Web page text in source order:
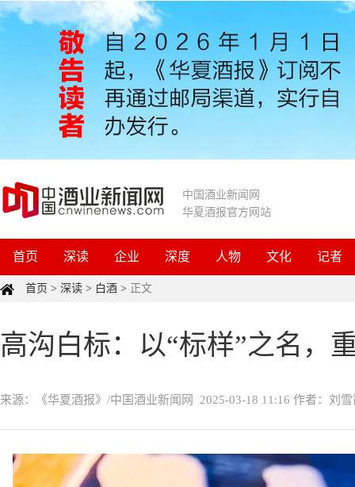
中国酒业新闻网
华夏酒报官方网站
首页 深读 企业 深度 人物 文化 记者
首页 > 深读 > 白酒 > 正文
高沟白标：以“标样”之名，
来源：《华夏酒报》/中国酒业新闻网 2025-03-18 11:16 作者：刘雪